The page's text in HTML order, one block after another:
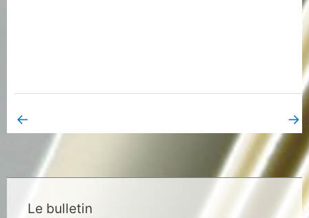
← →
Le bulletin